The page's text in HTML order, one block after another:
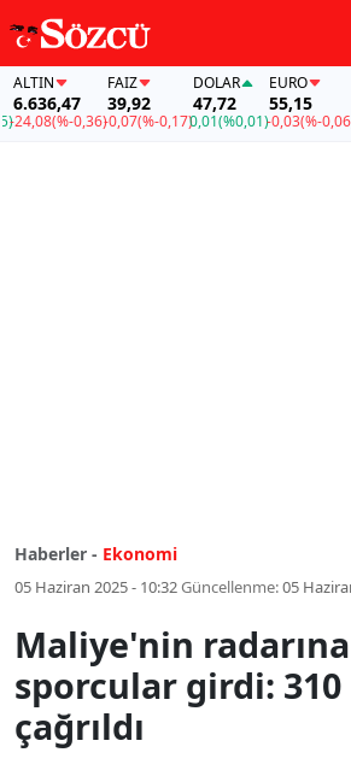
(%-0,36)
FAİZ
39,92
-0,07(%-0,17)
DOLAR
47,72
0,01(%0,01)
EURO
55,15
-0,03(%-0,06)-
Haberler - Ekonomi
05 Haziran 2025 - 10:32Güncellenme:05
Maliye'nin
sporcular girdi:
çağrıldı